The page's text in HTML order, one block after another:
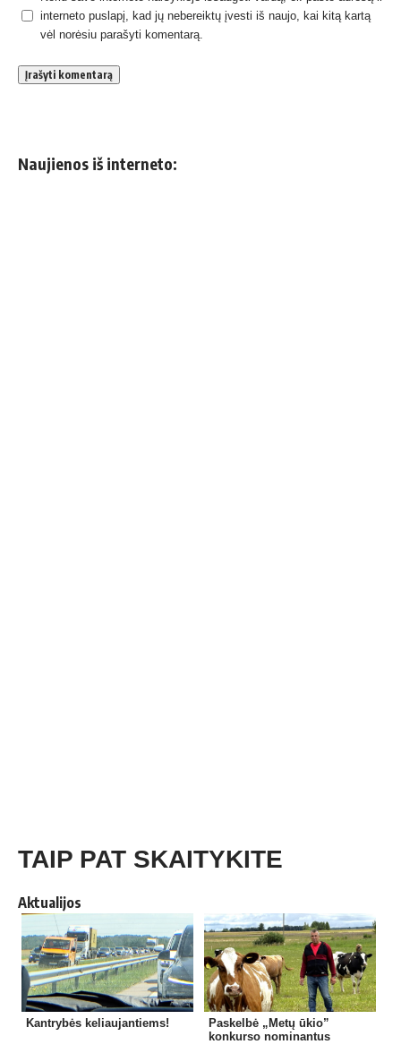
interneto puslapį, kad jų nebereiktų įvesti iš naujo, kai kitą kartą
vėl norėsiu parašyti komentarą.
Naujienos iš interneto:
TAIP PAT SKAITYKITE
Aktualijos
Kantrybės keliaujantiems!
Paskelbė „Metų ūkio”
konkurso nominantus